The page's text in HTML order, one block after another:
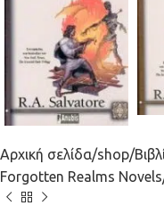
Αρχική σελίδα shop
Forgotten Realms Novels